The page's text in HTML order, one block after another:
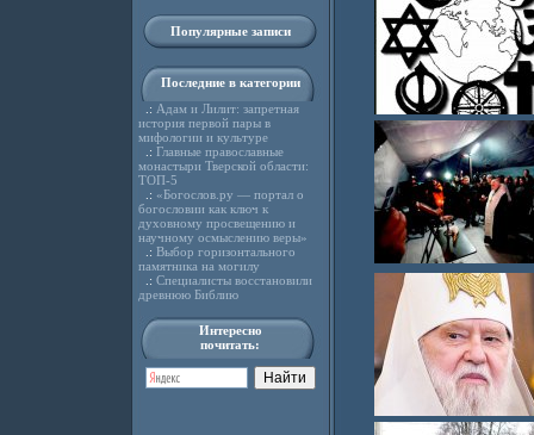
Популярные записи
Последние в категории
.: Адам и Лилит: запретная
история первой пары в
мифологии и культуре
.: Главные православные
монастыри Тверской области:
ТОП-5
.: «Богослов.ру — портал о
богословии как ключ к
духовному просвещению и
научному осмыслению веры»
.: Выбор горизонтального
памятника на могилу
.: Специалисты восстановили
древнюю Библию
Интересно
почитать: